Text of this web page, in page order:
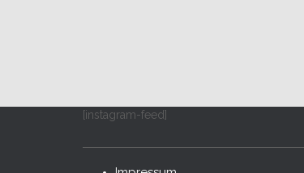
[instagram-feed]